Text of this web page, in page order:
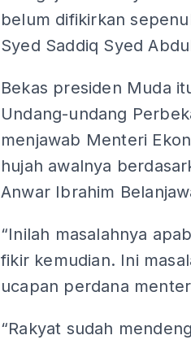
belum difikirkan
Syed Saddiq Syed
Bekas presiden Muda
Undang-undang
menjawab Menteri
hujah awalnya
Anwar Ibrahim
“Inilah masalahnya
fikir kemudian. Ini
ucapan perdana
“Rakyat sudah